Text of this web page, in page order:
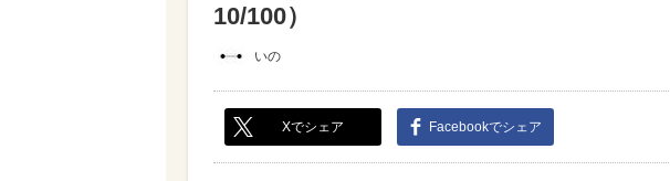
10/100）
いの
Xでシェア Facebookでシェア